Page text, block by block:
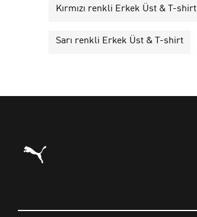
Kırmızı renkli Erkek Üst & T-shirt
Sarı renkli Erkek Üst & T-shirt